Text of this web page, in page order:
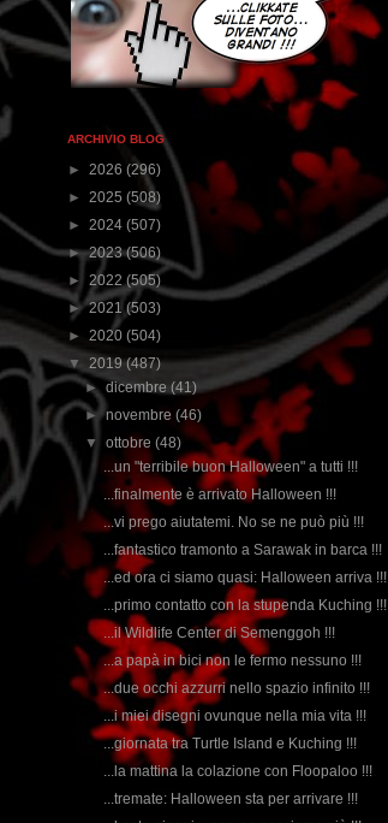
ARCHIVIO BLOG
► 2026 (296)
► 2025 (508)
► 2024 (507)
►2023(506)
► 2022(505)
►2021(503)
► 2020 (504)
▼ 2019(487)
►dicembre(41)
►novembre(46)
▼ottobre(48)
...un "terribile buon Halloween" a tutti !!!
...finalmente è arrivato Halloween !!!
...vi prego aiutatemi. No se ne può più !!!
...fantastico tramonto a Sarawak in barca !!!
...ed ora ci siamo quasi: Halloween arriva !!!
...primo contatto con la stupenda Kuching !!!
...il Wildlife Center di Semenggoh !!!
...a papà in bici non le fermo nessuno !!!
...due occhi azzurri nello spazio infinito !!!
...i miei disegni ovunque nella mia vita !!!
...giornata tra Turtle Island e Kuching !!!
...la mattina la colazione con Floopaloo !!!
...tremate: Halloween sta per arrivare !!!